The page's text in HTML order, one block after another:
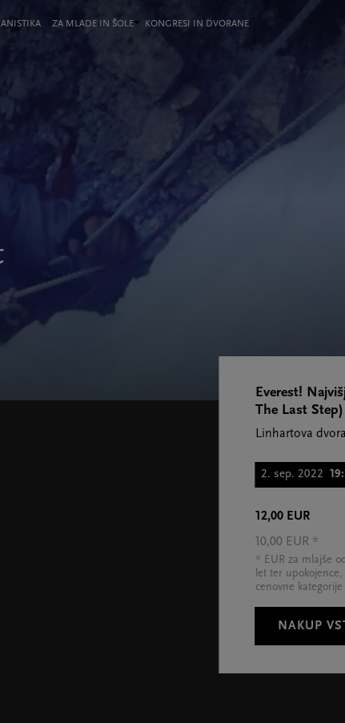
ZA MLADE IN ŠOLE KONGRESI IN DVORANE
Everest!
The Last Step)
Linhartova
2. sep. 2022
12,00 EUR
10,00 EUR *
* EUR za mlajše
let ter
cenovne kategorije
NAKUP